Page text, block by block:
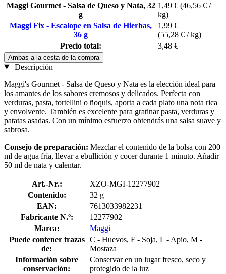
Maggi Gourmet - Salsa de Queso y Nata, 32
g
1,49 € (46,56 € /
kg)
Maggi Fix - Escalope en Salsa de Hierbas,
36 g
1,99 €
(55,28 € / kg)
Precio total:
3,48 €
Ambas a la cesta de la compra
Descripción
Maggi's Gourmet - Salsa de Queso y Nata es la elección ideal para
los amantes de los sabores cremosos y delicados. Perfecta con
verduras, pasta, tortellini o ñoquis, aporta a cada plato una nota rica
y envolvente. También es excelente para gratinar pasta, verduras y
patatas asadas. Con un mínimo esfuerzo obtendrás una salsa suave y
sabrosa.
Consejo de preparación: Mezclar el contenido de la bolsa con 200
ml de agua fría, llevar a ebullición y cocer durante 1 minuto. Añadir
50 ml de nata y calentar.
Art.-Nr.:
XZO-MGI-12277902
Contenido:
32 g
EAN:
7613033982231
Fabricante N.º:
12277902
Marca:
Maggi
Puede contener trazas
de:
C - Huevos, F - Soja, L - Apio, M -
Mostaza
Información sobre
conservación:
Conservar en un lugar fresco, seco y
protegido de la luz